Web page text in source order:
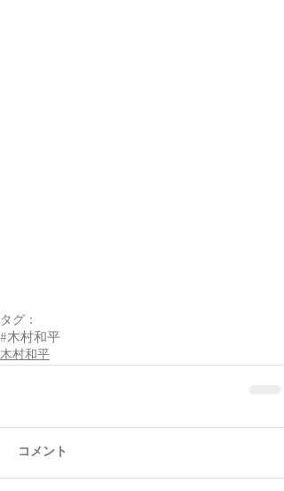
タグ：
#木村和平
木村和平
コメント